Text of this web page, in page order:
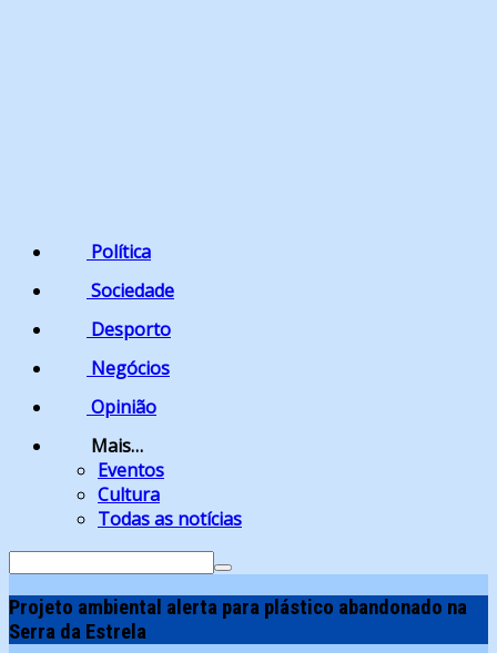
Política
Sociedade
Desporto
Negócios
Opinião
Mais…
Eventos
Cultura
Todas as notícias
Search
Projeto ambiental alerta para plástico abandonado na
Serra da Estrela